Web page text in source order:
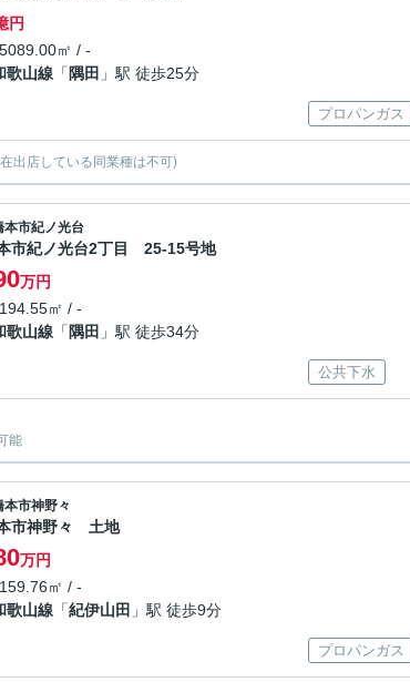
円
㎡ / -
歌山線 「 隅田 」駅 徒歩25分
プロパンガス
出店している同業種は不可)
本市紀ノ光台
市紀ノ光台2丁目 25-15号地
万円
㎡ / -
歌山線 「 隅田 」駅 徒歩34分
公共下水
能
本市神野々
市神野々 土地
万円
㎡ / -
歌山線 「紀伊山田 」駅 徒歩9分
プロパンガス